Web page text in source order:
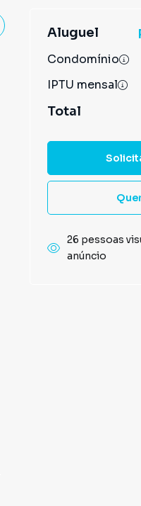
Aluguel
Condomínio
IPTU mensal
Total
26 pessoas
anúncio